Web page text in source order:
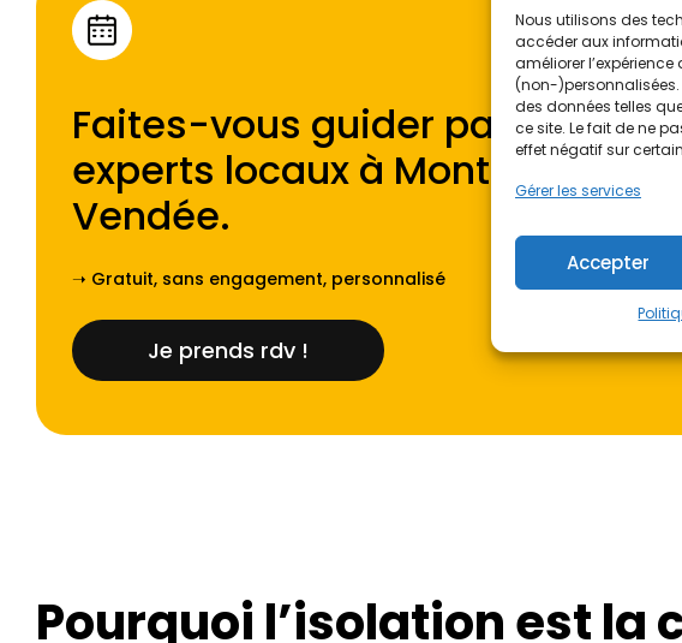
Nous utilisons des
accéder aux
améliorer
(non-
des données telles
ce site. Le fait de ne
effet négatif sur
Gérer les services
Accepter
Faites-vous guider par l'un de
experts locaux à Montaigu-
Vendée.
➝ Gratuit, sans engagement, personnalisé
Je prends rdv !
Pourquoi l’isolation est la